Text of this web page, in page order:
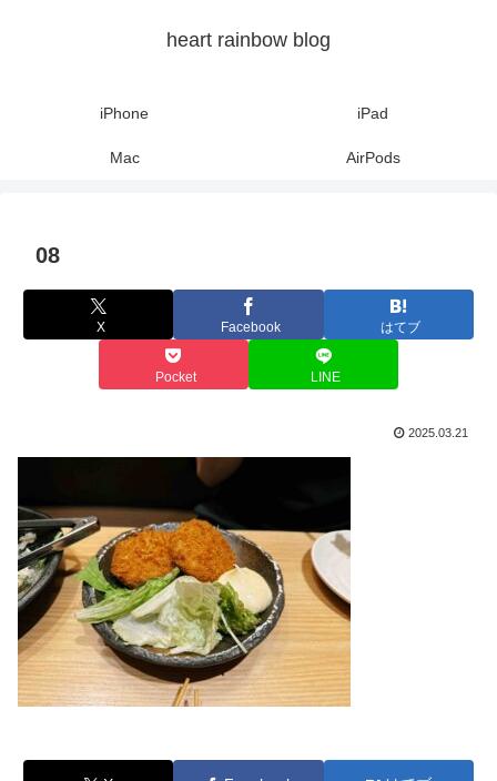
heart rainbow blog
iPhone iPad
Mac AirPods
08
X Facebook はてブ
Pocket LINE
2025.03.21